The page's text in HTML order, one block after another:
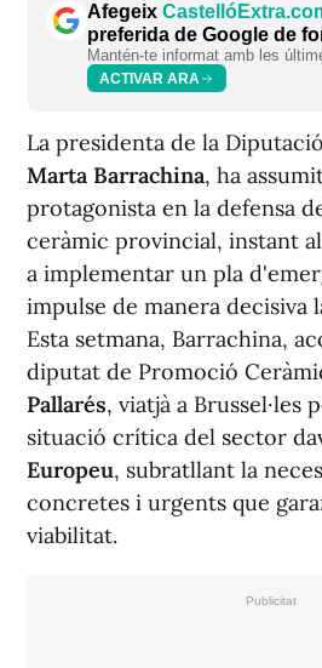
Afegeix
preferida de Google de
Mantén-te informat amb les
ACTIVAR ARA
La presidenta de la
Marta Barrachina, ha
protagonista en la defensa
ceràmic provincial, instant
a implementar un pla
impulse de manera decisiva
Esta setmana, Barrachina,
diputat de Promoció
Pallarés, viatjà a Brussel·les
situació crítica del sector
Europeu, subratllant la
concretes i urgents que
viabilitat.